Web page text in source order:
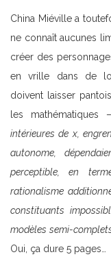
China Miéville a
ne connaît aucunes
créer des
en vrille dans de
doivent laisser
les mathématiques
intérieures de x,
autonome,
perceptible, en
rationalisme
constituants
modèles semi-
Oui, ça dure 5 pages…